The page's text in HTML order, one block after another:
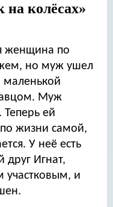
на колёсах»
женщина по
но муж ушел
маленькой
Муж
ей
по жизни самой,
У неё есть
Игнат,
участковым, и